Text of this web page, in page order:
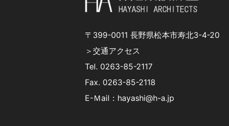
〒399-0011 長野県松本市寿北3-4-20
＞交通アクセス
Tel. 0263-85-2117
Fax. 0263-85-2118
E-Ｍail：hayashi@h-a.jp